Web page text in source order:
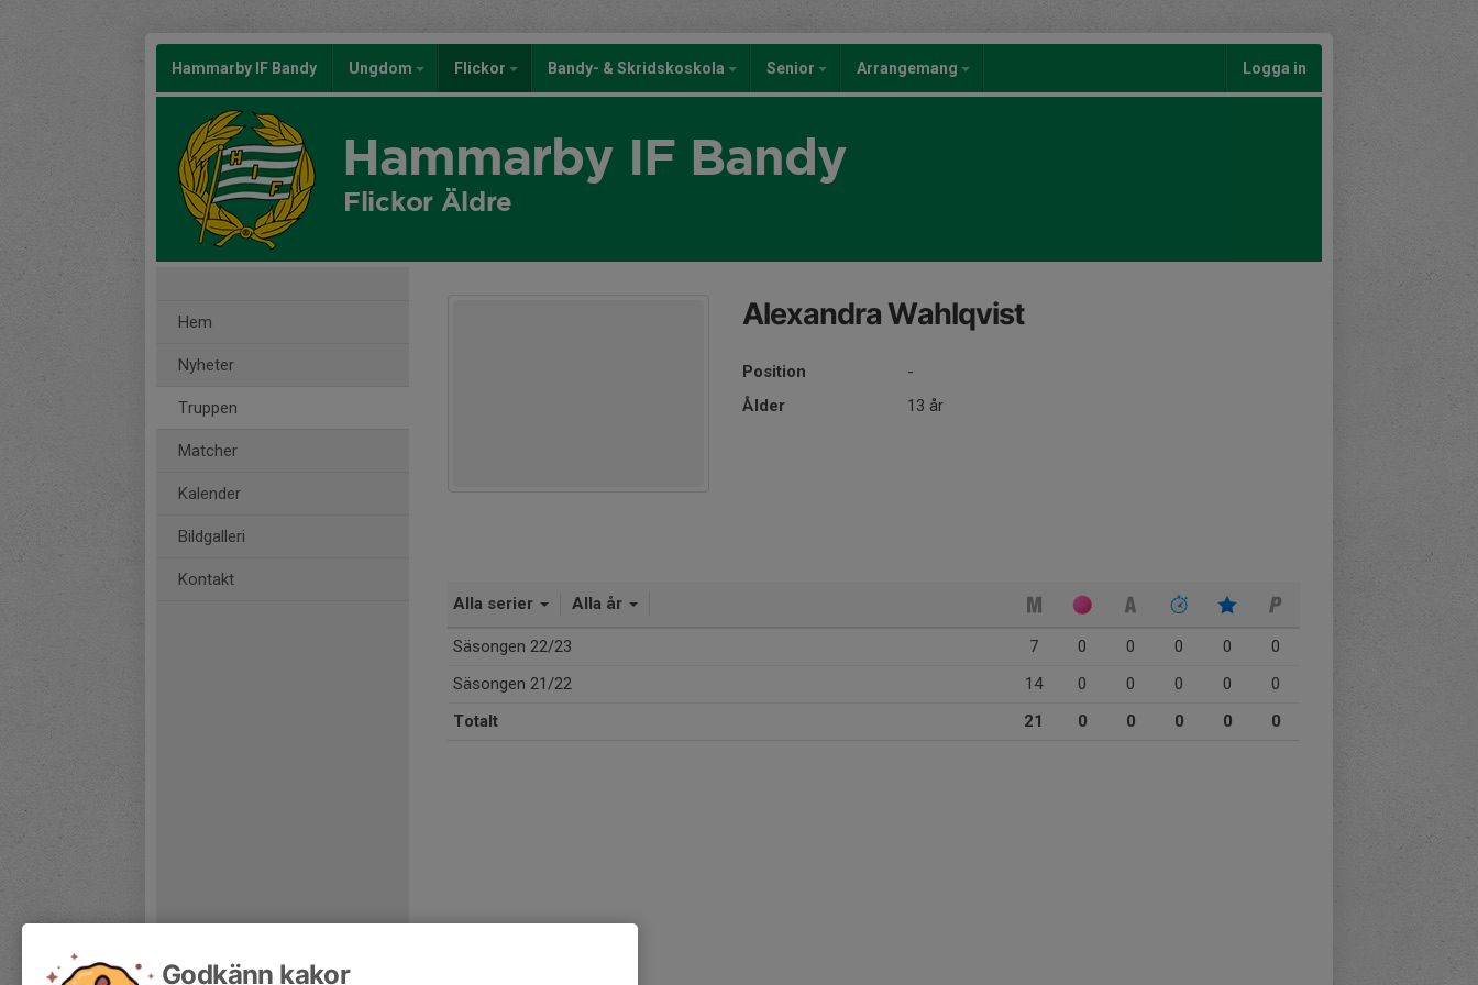
Hammarby IF Bandy Ungdom Flickor Bandy- & Skridskoskola Senior Arrangemang Logga in
Hammarby IF Bandy
Flickor Äldre
Hem
Nyheter
Truppen
Matcher
Kalender
Bildgalleri
Kontakt
Alexandra Wahlqvist
Position
-
Ålder
13 år
Alla serier Alla år
Säsongen 22/23 7 0 0 0 0
0
Säsongen 21/22
14 0 0 0 0
0
Totalt
21 0 0 0 0 0
Godkänn kakor